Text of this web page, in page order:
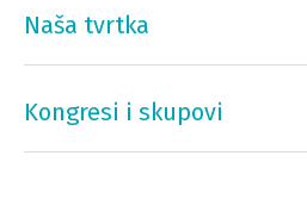
Naša tvrtka
Kongresi i skupovi